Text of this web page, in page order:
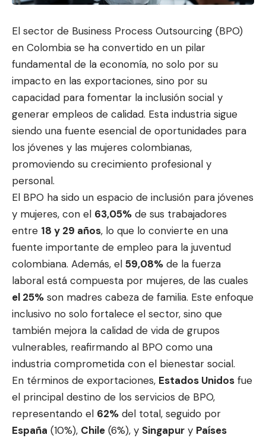
El sector de Business Process Outsourcing (BPO)
en Colombia se ha convertido en un pilar
fundamental de la economía, no solo por su
impacto en las exportaciones, sino por su
capacidad para fomentar la inclusión social y
generar empleos de calidad. Esta industria sigue
siendo una fuente esencial de oportunidades para
los jóvenes y las mujeres colombianas,
promoviendo su crecimiento profesional y
personal.
El BPO ha sido un espacio de inclusión para jóvenes
y mujeres, con el 63,05% de sus trabajadores
entre 18 y 29 años, lo que lo convierte en una
fuente importante de empleo para la juventud
colombiana. Además, el 59,08% de la fuerza
laboral está compuesta por mujeres, de las cuales
el 25% son madres cabeza de familia. Este enfoque
inclusivo no solo fortalece el sector, sino que
también mejora la calidad de vida de grupos
vulnerables, reafirmando al BPO como una
industria comprometida con el bienestar social.
En términos de exportaciones, Estados Unidos fue
el principal destino de los servicios de BPO,
representando el 62% del total, seguido por
España (10%), Chile (6%), y Singapur y Países